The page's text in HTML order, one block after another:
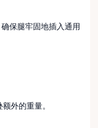
保腿牢固地插入通用
外的重量。